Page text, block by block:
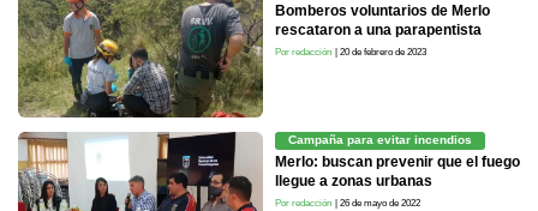
Bomberos voluntarios de Merlo
rescataron a una parapentista
Por redacción | 20 de febrero de 2023
Campaña para evitar incendios
Merlo: buscan prevenir que el fuego
llegue a zonas urbanas
Por redacción | 26 de mayo de 2022